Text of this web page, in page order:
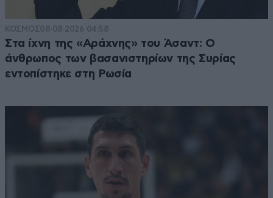
ΚΟΣΜΟΣ08·08·2026 04:58
Στα ίχνη της «Αράχνης» του Άσαντ: Ο
άνθρωπος των βασανιστηρίων της Συρίας
εντοπίστηκε στη Ρωσία